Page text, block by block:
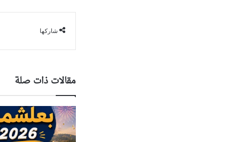
شاركها
مقالات ذات صلة